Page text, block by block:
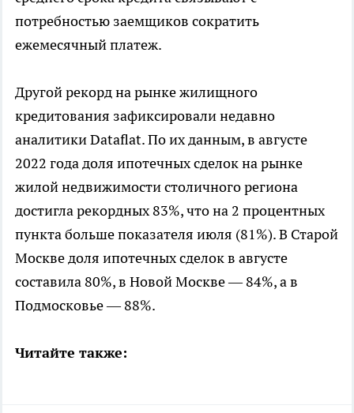
потребностью заемщиков сократить
ежемесячный платеж.
Другой рекорд на рынке жилищного
кредитования зафиксировали недавно
аналитики Dataflat. По их данным, в августе
2022 года доля ипотечных сделок на рынке
жилой недвижимости столичного региона
достигла рекордных 83%, что на 2 процентных
пункта больше показателя июля (81%). В Старой
Москве доля ипотечных сделок в августе
составила 80%, в Новой Москве — 84%, а в
Подмосковье — 88%.
Читайте также: